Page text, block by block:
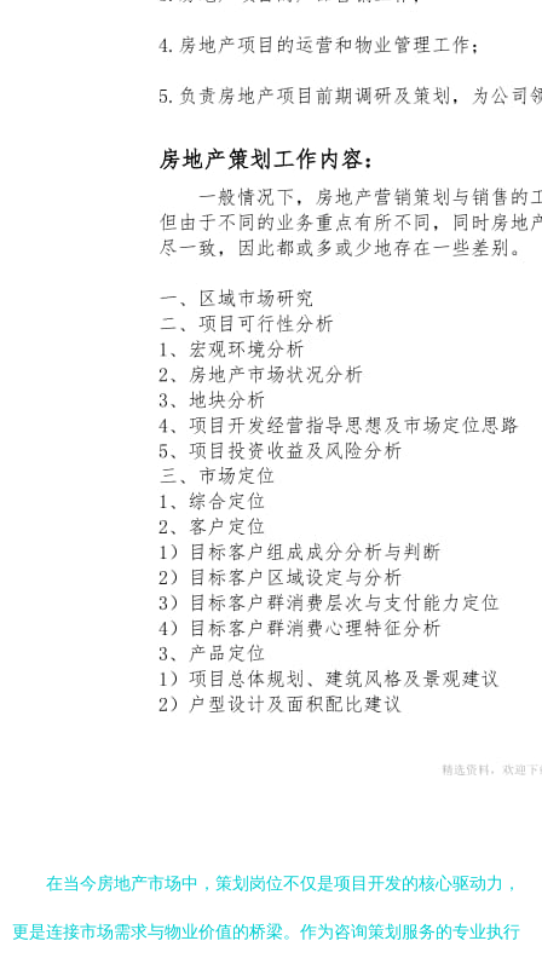
在当今房地产市场中，策划岗位不仅是项目开发的核心驱动力，
更是连接市场需求与物业价值的桥梁。作为咨询策划服务的专业执行